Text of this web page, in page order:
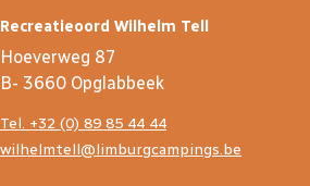
Recreatieoord Wilhelm Tell
Hoeverweg 87
B- 3660 Opglabbeek
Tel. +32 (0) 89 85 44 44
wilhelmtell@limburgcampings.be